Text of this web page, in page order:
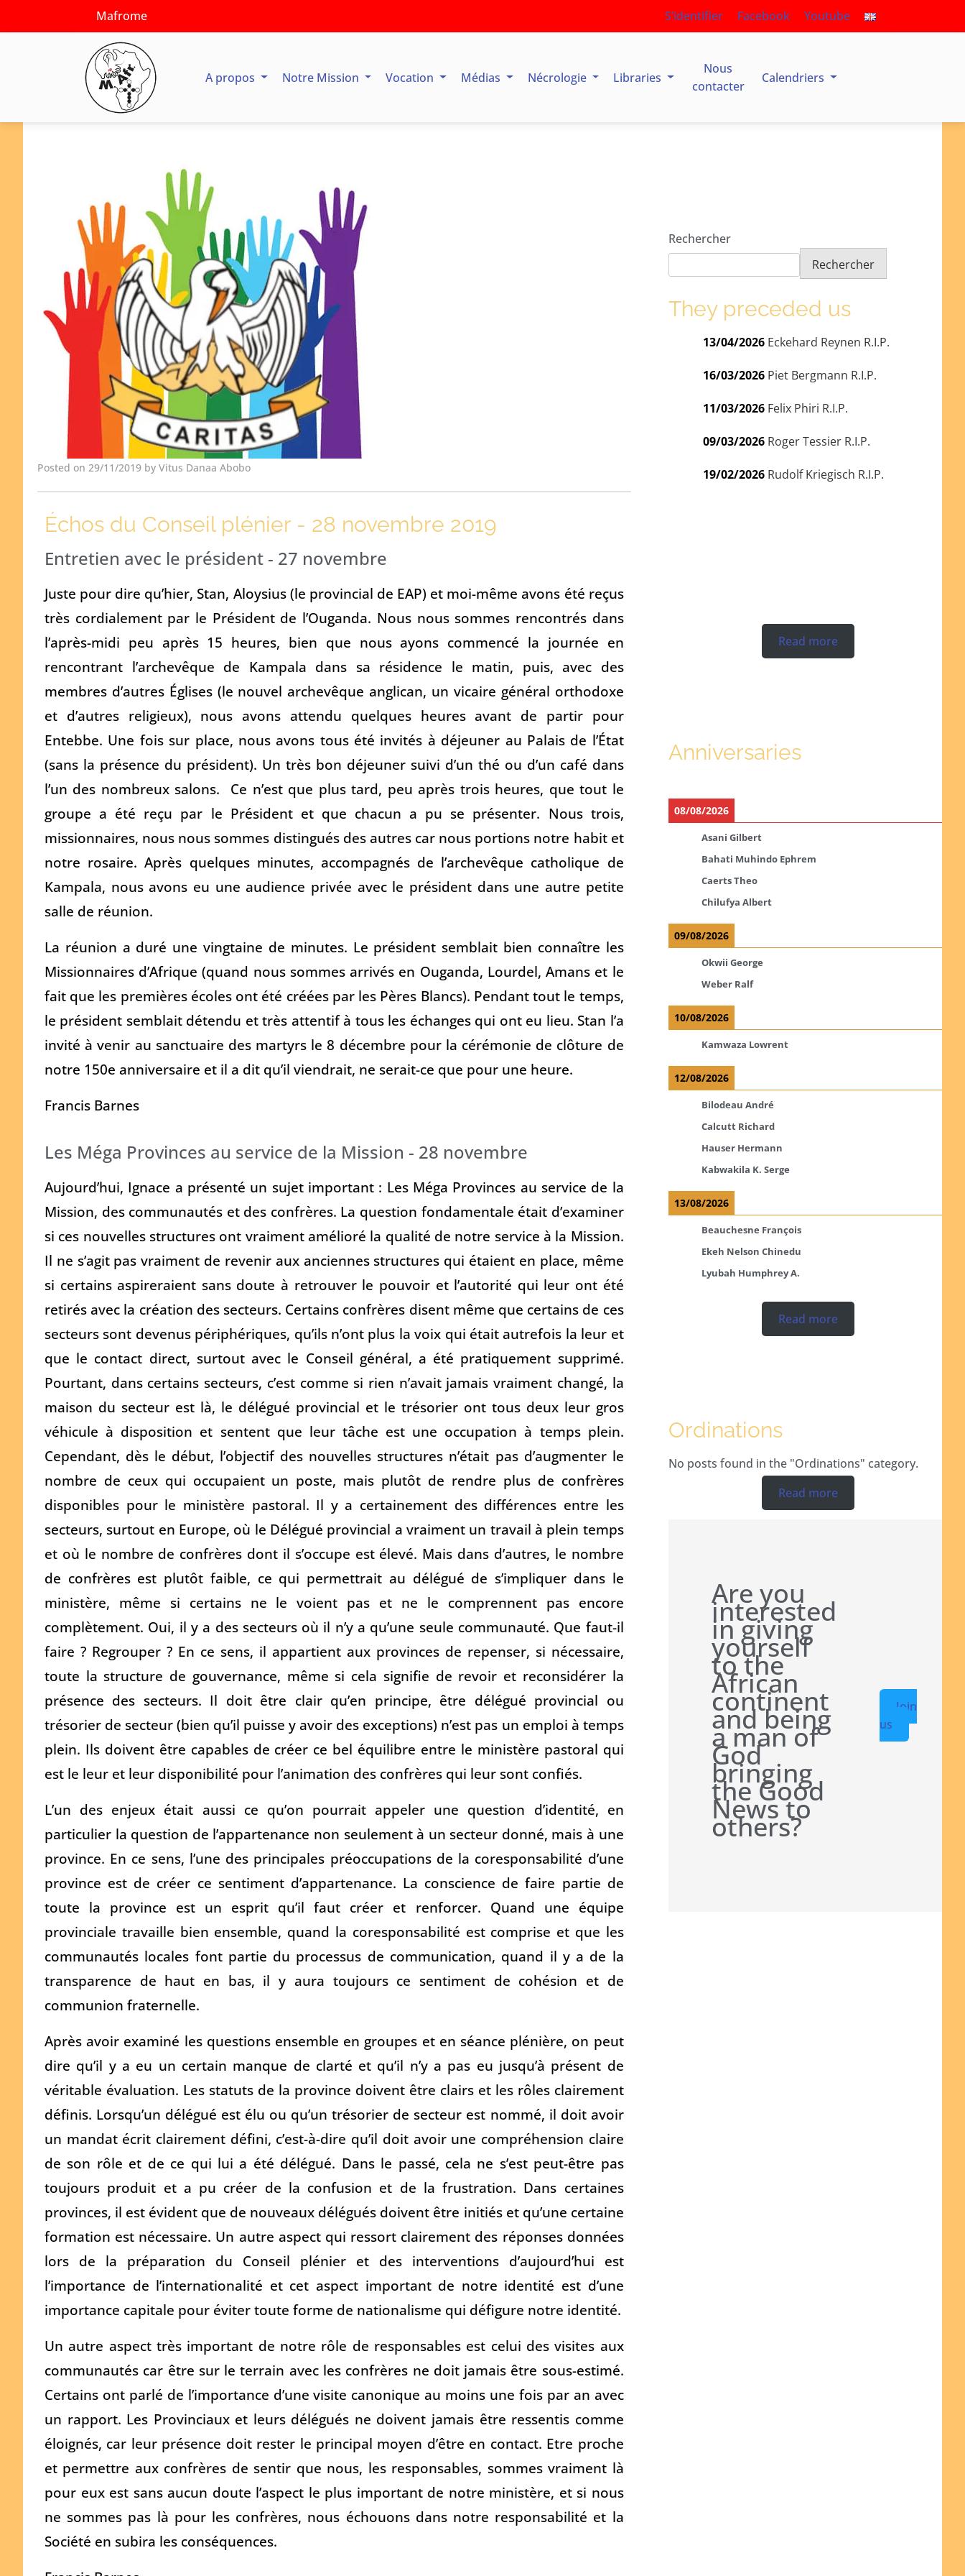
Mafrome S’identifier Facebook Youtube
A propos Notre Mission Vocation Médias Nécrologie Libraries
Nous
contacter
Calendriers
Posted on 29/11/2019 by Vitus Danaa Abobo
Échos du Conseil plénier - 28 novembre 2019
Entretien avec le président - 27 novembre
Juste pour dire qu’hier, Stan, Aloysius (le provincial de EAP) et moi-même avons été reçus
très cordialement par le Président de l’Ouganda. Nous nous sommes rencontrés dans
l’après-midi peu après 15 heures, bien que nous ayons commencé la journée en
rencontrant l’archevêque de Kampala dans sa résidence le matin, puis, avec des
membres d’autres Églises (le nouvel archevêque anglican, un vicaire général orthodoxe
et d’autres religieux), nous avons attendu quelques heures avant de partir pour
Entebbe. Une fois sur place, nous avons tous été invités à déjeuner au Palais de l’État
(sans la présence du président). Un très bon déjeuner suivi d’un thé ou d’un café dans
l’un des nombreux salons. Ce n’est que plus tard, peu après trois heures, que tout le
groupe a été reçu par le Président et que chacun a pu se présenter. Nous trois,
missionnaires, nous nous sommes distingués des autres car nous portions notre habit et
notre rosaire. Après quelques minutes, accompagnés de l’archevêque catholique de
Kampala, nous avons eu une audience privée avec le président dans une autre petite
salle de réunion.
La réunion a duré une vingtaine de minutes. Le président semblait bien connaître les
Missionnaires d’Afrique (quand nous sommes arrivés en Ouganda, Lourdel, Amans et le
fait que les premières écoles ont été créées par les Pères Blancs). Pendant tout le temps,
le président semblait détendu et très attentif à tous les échanges qui ont eu lieu. Stan l’a
invité à venir au sanctuaire des martyrs le 8 décembre pour la cérémonie de clôture de
notre 150e anniversaire et il a dit qu’il viendrait, ne serait-ce que pour une heure.
Francis Barnes
Les Méga Provinces au service de la Mission - 28 novembre
Aujourd’hui, Ignace a présenté un sujet important : Les Méga Provinces au service de la
Mission, des communautés et des confrères. La question fondamentale était d’examiner
si ces nouvelles structures ont vraiment amélioré la qualité de notre service à la Mission.
Il ne s’agit pas vraiment de revenir aux anciennes structures qui étaient en place, même
si certains aspireraient sans doute à retrouver le pouvoir et l’autorité qui leur ont été
retirés avec la création des secteurs. Certains confrères disent même que certains de ces
secteurs sont devenus périphériques, qu’ils n’ont plus la voix qui était autrefois la leur et
que le contact direct, surtout avec le Conseil général, a été pratiquement supprimé.
Pourtant, dans certains secteurs, c’est comme si rien n’avait jamais vraiment changé, la
maison du secteur est là, le délégué provincial et le trésorier ont tous deux leur gros
véhicule à disposition et sentent que leur tâche est une occupation à temps plein.
Cependant, dès le début, l’objectif des nouvelles structures n’était pas d’augmenter le
nombre de ceux qui occupaient un poste, mais plutôt de rendre plus de confrères
disponibles pour le ministère pastoral. Il y a certainement des différences entre les
secteurs, surtout en Europe, où le Délégué provincial a vraiment un travail à plein temps
et où le nombre de confrères dont il s’occupe est élevé. Mais dans d’autres, le nombre
de confrères est plutôt faible, ce qui permettrait au délégué de s’impliquer dans le
ministère, même si certains ne le voient pas et ne le comprennent pas encore
complètement. Oui, il y a des secteurs où il n’y a qu’une seule communauté. Que faut-il
faire ? Regrouper ? En ce sens, il appartient aux provinces de repenser, si nécessaire,
toute la structure de gouvernance, même si cela signifie de revoir et reconsidérer la
présence des secteurs. Il doit être clair qu’en principe, être délégué provincial ou
trésorier de secteur (bien qu’il puisse y avoir des exceptions) n’est pas un emploi à temps
plein. Ils doivent être capables de créer ce bel équilibre entre le ministère pastoral qui
est le leur et leur disponibilité pour l’animation des confrères qui leur sont confiés.
L’un des enjeux était aussi ce qu’on pourrait appeler une question d’identité, en
particulier la question de l’appartenance non seulement à un secteur donné, mais à une
province. En ce sens, l’une des principales préoccupations de la coresponsabilité d’une
province est de créer ce sentiment d’appartenance. La conscience de faire partie de
toute la province est un esprit qu’il faut créer et renforcer. Quand une équipe
provinciale travaille bien ensemble, quand la coresponsabilité est comprise et que les
communautés locales font partie du processus de communication, quand il y a de la
transparence de haut en bas, il y aura toujours ce sentiment de cohésion et de
communion fraternelle.
Après avoir examiné les questions ensemble en groupes et en séance plénière, on peut
dire qu’il y a eu un certain manque de clarté et qu’il n’y a pas eu jusqu’à présent de
véritable évaluation. Les statuts de la province doivent être clairs et les rôles clairement
définis. Lorsqu’un délégué est élu ou qu’un trésorier de secteur est nommé, il doit avoir
un mandat écrit clairement défini, c’est-à-dire qu’il doit avoir une compréhension claire
de son rôle et de ce qui lui a été délégué. Dans le passé, cela ne s’est peut-être pas
toujours produit et a pu créer de la confusion et de la frustration. Dans certaines
provinces, il est évident que de nouveaux délégués doivent être initiés et qu’une certaine
formation est nécessaire. Un autre aspect qui ressort clairement des réponses données
lors de la préparation du Conseil plénier et des interventions d’aujourd’hui est
l’importance de l’internationalité et cet aspect important de notre identité est d’une
importance capitale pour éviter toute forme de nationalisme qui défigure notre identité.
Un autre aspect très important de notre rôle de responsables est celui des visites aux
communautés car être sur le terrain avec les confrères ne doit jamais être sous-estimé.
Certains ont parlé de l’importance d’une visite canonique au moins une fois par an avec
un rapport. Les Provinciaux et leurs délégués ne doivent jamais être ressentis comme
éloignés, car leur présence doit rester le principal moyen d’être en contact. Etre proche
et permettre aux confrères de sentir que nous, les responsables, sommes vraiment là
pour eux est sans aucun doute l’aspect le plus important de notre ministère, et si nous
ne sommes pas là pour les confrères, nous échouons dans notre responsabilité et la
Société en subira les conséquences.
Rechercher
Rechercher
They preceded us
13/04/2026 Eckehard Reynen R.I.P.
16/03/2026 Piet Bergmann R.I.P.
11/03/2026 Felix Phiri R.I.P.
09/03/2026 Roger Tessier R.I.P.
19/02/2026 Rudolf Kriegisch R.I.P.
Read more
Anniversaries
08/08/2026
Asani Gilbert
Bahati Muhindo Ephrem
Caerts Theo
Chilufya Albert
09/08/2026
Okwii George
Weber Ralf
10/08/2026
Kamwaza Lowrent
12/08/2026
Bilodeau André
Calcutt Richard
Hauser Hermann
Kabwakila K. Serge
13/08/2026
Beauchesne François
Ekeh Nelson Chinedu
Lyubah Humphrey A.
Read more
Ordinations
No posts found in the "Ordinations" category.
Read more
Are you
interested
in giving
yourself
to the
African
continent
and being
a man of
God
bringing
the Good
News to
others?
Join
us